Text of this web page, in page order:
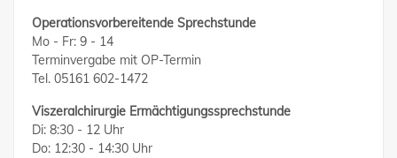
Operationsvorbereitende Sprechstunde
Mo - Fr: 9 - 14
Terminvergabe mit OP-Termin
Tel. 05161 602-1472
Viszeralchirurgie Ermächtigungssprechstunde
Di: 8:30 - 12 Uhr
Do: 12:30 - 14:30 Uhr